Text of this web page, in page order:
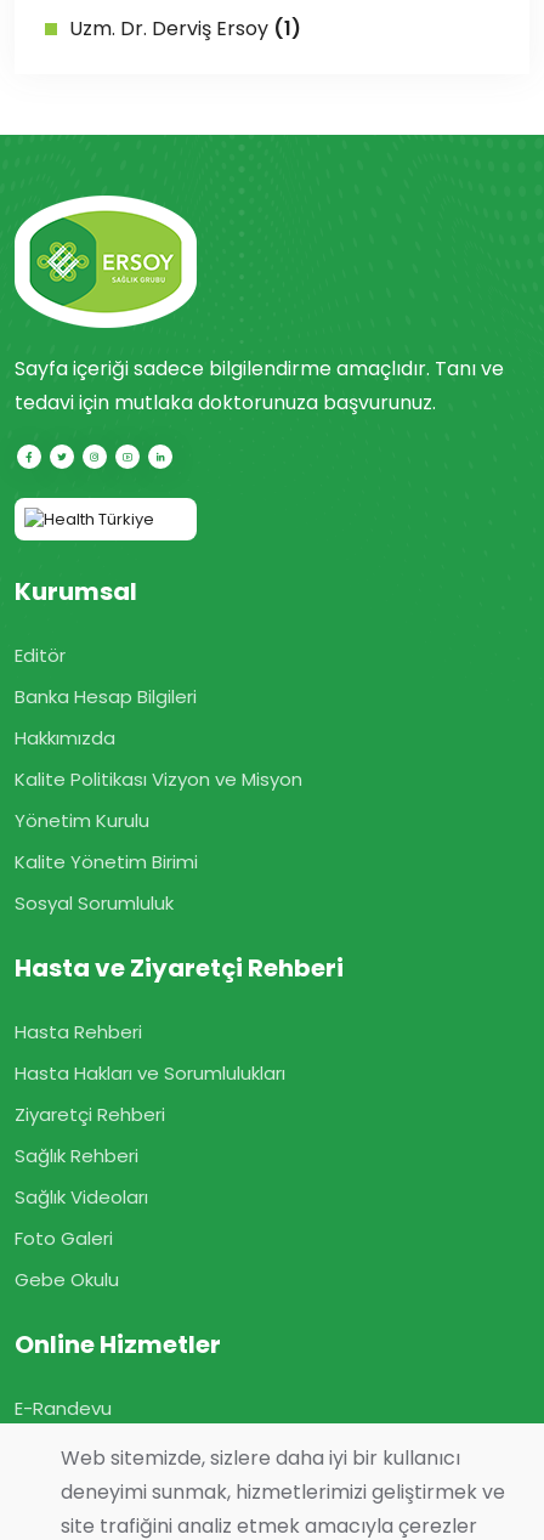
Web sitemizde, sizlere daha iyi bir kullanıcı
deneyimi sunmak, hizmetlerimizi geliştirmek ve
site trafiğini analiz etmek amacıyla çerezler
Uzm. Dr. Derviş Ersoy (1)
Sayfa içeriği sadece bilgilendirme amaçlıdır. Tanı ve
tedavi için mutlaka doktorunuza başvurunuz.
Kurumsal
Editör
Banka Hesap Bilgileri
Hakkımızda
Kalite Politikası Vizyon ve Misyon
Yönetim Kurulu
Kalite Yönetim Birimi
Sosyal Sorumluluk
Hasta ve Ziyaretçi Rehberi
Hasta Rehberi
Hasta Hakları ve Sorumlulukları
Ziyaretçi Rehberi
Sağlık Rehberi
Sağlık Videoları
Foto Galeri
Gebe Okulu
Online Hizmetler
E-Randevu
E-Sonuç
E-Geçmiş Olsun
Görüş ve Önerileriniz